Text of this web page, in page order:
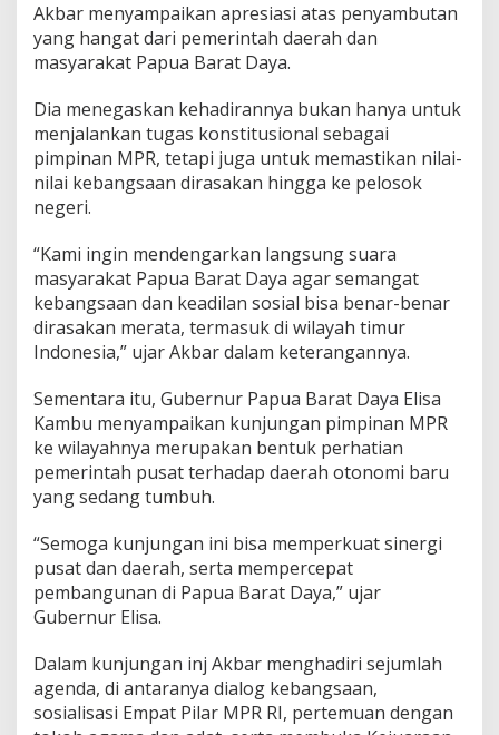
Akbar menyampaikan apresiasi atas penyambutan
yang hangat dari pemerintah daerah dan
masyarakat Papua Barat Daya.
Dia menegaskan kehadirannya bukan hanya untuk
menjalankan tugas konstitusional sebagai
pimpinan MPR, tetapi juga untuk memastikan nilai-
nilai kebangsaan dirasakan hingga ke pelosok
negeri.
“Kami ingin mendengarkan langsung suara
masyarakat Papua Barat Daya agar semangat
kebangsaan dan keadilan sosial bisa benar-benar
dirasakan merata, termasuk di wilayah timur
Indonesia,” ujar Akbar dalam keterangannya.
Sementara itu, Gubernur Papua Barat Daya Elisa
Kambu menyampaikan kunjungan pimpinan MPR
ke wilayahnya merupakan bentuk perhatian
pemerintah pusat terhadap daerah otonomi baru
yang sedang tumbuh.
“Semoga kunjungan ini bisa memperkuat sinergi
pusat dan daerah, serta mempercepat
pembangunan di Papua Barat Daya,” ujar
Gubernur Elisa.
Dalam kunjungan inj Akbar menghadiri sejumlah
agenda, di antaranya dialog kebangsaan,
sosialisasi Empat Pilar MPR RI, pertemuan dengan